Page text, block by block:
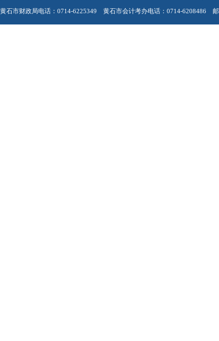
黄石市财政局电话：0714-6225349 黄石市会计考办电话：0714-6208486